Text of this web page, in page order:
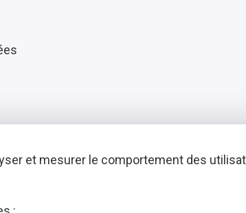
et mesurer le comportement des